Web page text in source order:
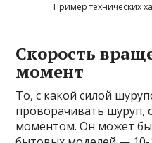
Пример технических
Скорость
момент
То, с какой силой
проворачивать шуруп,
моментом. Он может